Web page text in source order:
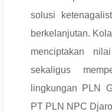
solusi
berkelanjutan.
menciptakan
sekaligus
lingkungan PLN
PT PLN NPC